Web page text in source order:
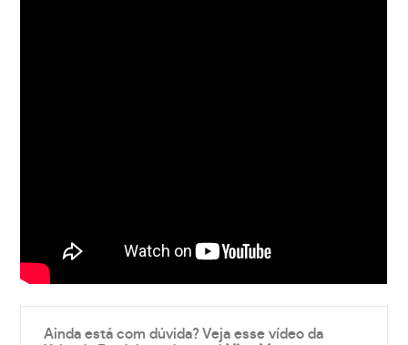
Ainda está com dúvida? Veja esse vídeo da